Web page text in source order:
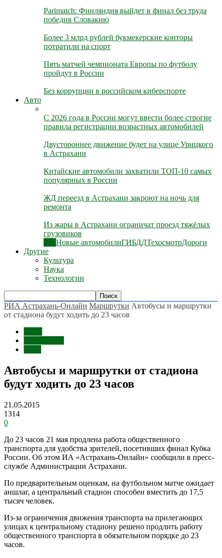
Parimatch: Финляндия выйдет в финал без труда
победив Словакию
Более 3 млрд рублей букмекерские конторы
потратили на спорт
Пять матчей чемпионата Европы по футболу
пройдут в России
Без коррупции в российском киберспорте
Авто
С 2026 года в России могут ввести более строгие
правила регистрации возрастных автомобилей
Двустороннее движение будет на улице Урицкого
в Астрахани
Китайские автомобили захватили ТОП-10 самых
популярных в России
ЖД переезд в Астрахани закроют на ночь для
ремонта
Из жары в Астрахани ограничат проезд тяжёлых
грузовиков
Новые автомобилиГИБДДТехосмотрДороги
Другие
Культура
Наука
Технологии
РИА Астрахань-Онлайн Маршрутки Автобусы и маршрутки
от стадиона будут ходить до 23 часов
Автобусы и маршрутки от стадиона
будут ходить до 23 часов
21.05.2015
1314
0
До 23 часов 21 мая продлена работа общественного
транспорта для удобства зрителей, посетивших финал Кубка
России. Об этом ИА «Астрахань-Онлайн» сообщили в пресс-
службе Администрации Астрахани.
По предварительным оценкам, на футбольном матче ожидает
аншлаг, а центральный стадион способен вместить до 17,5
тысяч человек.
Из-за ограничения движения транспорта на прилегающих
улицах к центральному стадиону решено продлить работу
общественного транспорта в обязательном порядке до 23
часов.